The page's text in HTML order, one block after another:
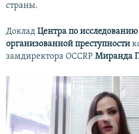
страны.
Доклад Центра по
организованной преступности
замдиректора OCCRP Миранда
No media source